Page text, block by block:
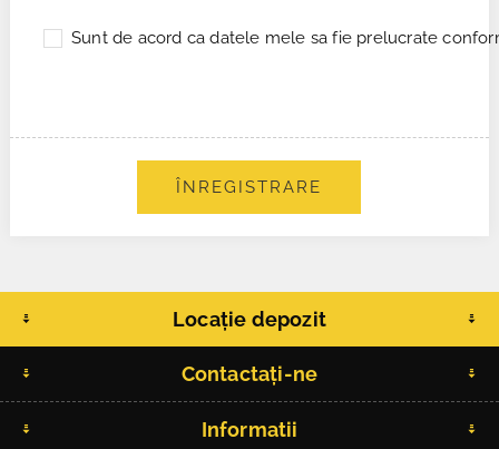
Sunt de acord ca datele mele sa fie prelucrate
ÎNREGISTRARE
Locație depozit
Contactați-ne
Informatii